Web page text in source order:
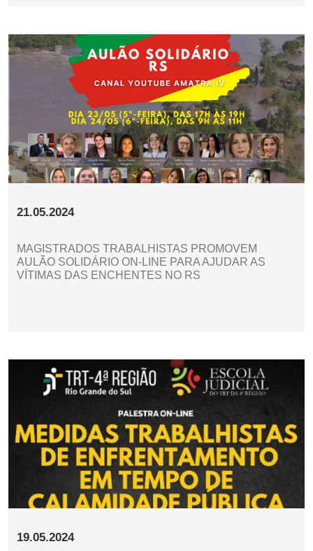
21.05.2024
MAGISTRADOS TRABALHISTAS PROMOVEM
AULÃO SOLIDÁRIO ON-LINE PARA AJUDAR AS
VÍTIMAS DAS ENCHENTES NO RS
19.05.2024